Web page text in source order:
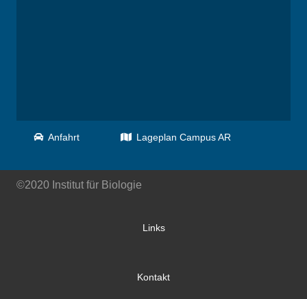
Anfahrt Lageplan Campus AR
©2020 Institut für Biologie
Links
Kontakt